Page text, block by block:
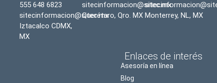
555 648 6823
sitecinformacion@sitec.mx
Iztacalco CDMX,
MX
sitecinformacion@sitec.mx
Querétaro, Qro. MX Monterrey, NL, MX
Enlaces de interés
Asesoría en línea
Blog